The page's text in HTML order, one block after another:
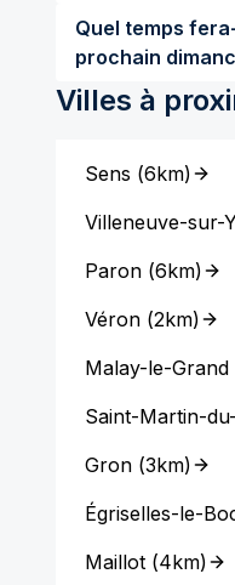
Quel temps
Villes à
Sens (6km)
Villeneuve-sur-
Paron(6km)
Véron(2km)
Malay-le-Grand
Saint-Martin-
Gron(3km)
Égriselles-le-
Maillot(4km)